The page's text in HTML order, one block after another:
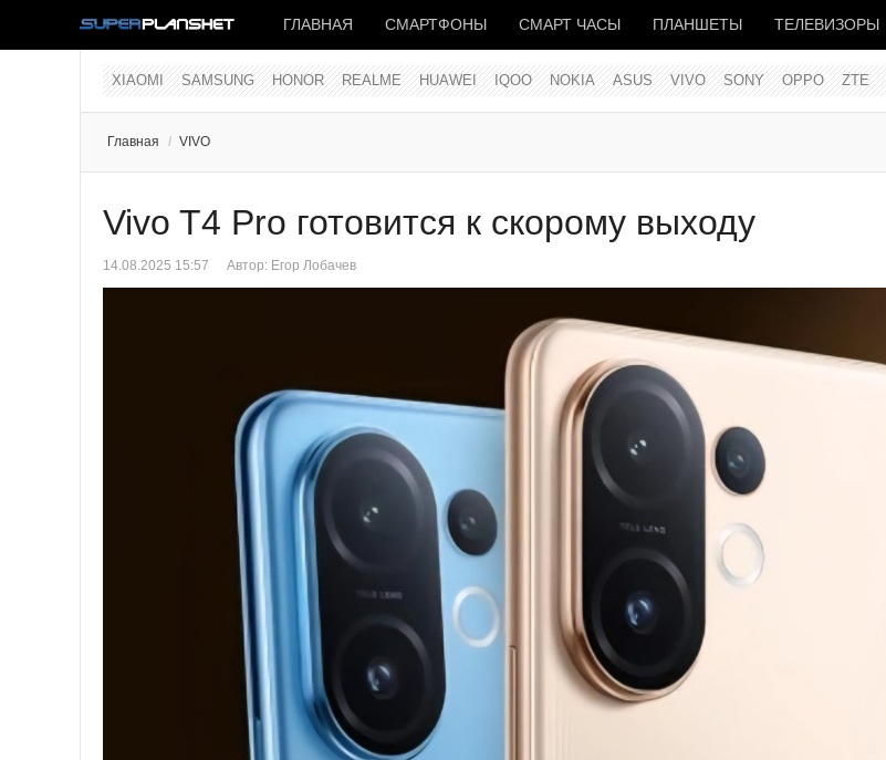
ГЛАВНАЯ СМАРТФОНЫ СМАРТ ЧАСЫ ПЛАНШЕТЫ ТЕЛЕВИЗОРЫ
XIAOMI SAMSUNG HONOR REALME HUAWEI IQOO NOKIA ASUS VIVO SONY OPPO ZTE
Главная / VIVO
Vivo T4 Pro готовится к скорому выходу
14.08.2025 15:57 Автор: Егор Лобачев